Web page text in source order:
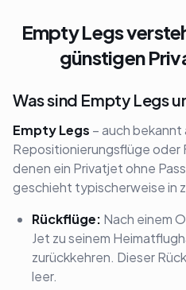
Empty Legs
günstigen
Was sind Empty Legs
Empty Legs – auch bekannt
Repositionierungsflüge oder
denen ein Privatjet ohne
geschieht typischerweise in
Rückflüge: Nach einem
Jet zu seinem
zurückkehren. Dieser
leer.